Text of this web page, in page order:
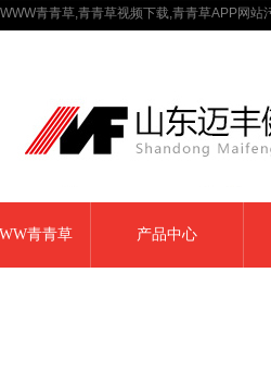
WWW青青草,青青草视频下载,青青草APP网站
青青草 产品中心